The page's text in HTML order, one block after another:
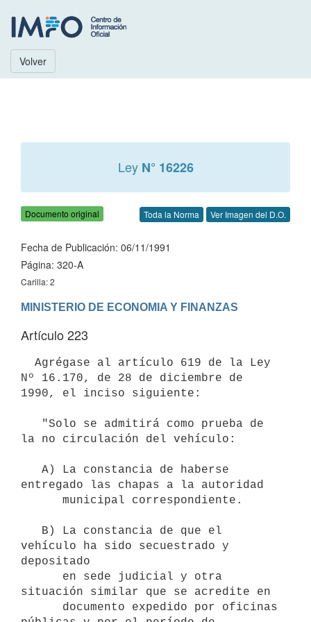
Volver
Ley N° 16226
Documento original Toda la Norma Ver Imagen del D.O.
Fecha de Publicación: 06/11/1991
Página: 320-A
Carilla: 2
MINISTERIO DE ECONOMIA Y FINANZAS
Artículo 223
Nº 16.170, de 28 de diciembre de
1990, el inciso siguiente:
la no circulación del vehículo:
entregado las chapas a la autoridad
vehículo ha sido secuestrado y
depositado
situación similar que se acredite en